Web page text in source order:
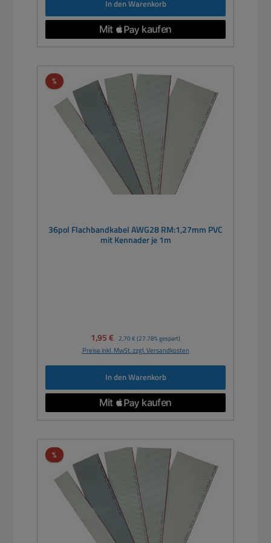
In den Warenkorb
%Rabatt
36pol Flachbandkabel AWG28 RM:1,27mm PVC
mit Kennader je 1m
Verkaufspreis:
1,95 € Regulärer Preis:
2,70 € (27.78% gespart)
Preise inkl. MwSt. zzgl. Versandkosten
In den Warenkorb
%Rabatt